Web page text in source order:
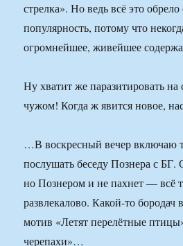
стрелка». Но ведь всё это
популярность, потому что
огромнейшее, живейшее
Ну хватит же паразитировать
чужом! Когда ж явится новое,
…В воскресный вечер включаю
послушать беседу Познера с БГ.
но Познером и не пахнет — всё
развлекалово. Какой-то бородач
мотив «Летят перелётные
черепахи»…